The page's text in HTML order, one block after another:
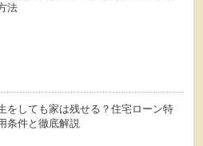
法
をしても家は残せる？住宅ローン特
条件と徹底解説